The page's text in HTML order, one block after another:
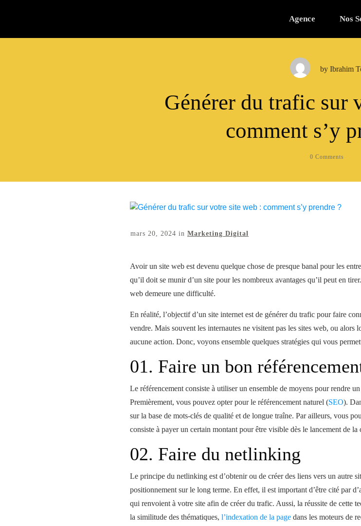
Agence Nos
by Ibrahim
Générer du trafic sur
comment s’y
0 Comments
mars 20, 2024 in Marketing Digital
Avoir un site web est devenu quelque chose de presque banal pour les
qu’il doit se munir d’un site pour les nombreux avantages qu’il peut en
web demeure une difficulté.
En réalité, l’objectif d’un site internet est de générer du trafic pour faire
vendre. Mais souvent les internautes ne visitent pas les sites web, ou alors
aucune action. Donc, voyons ensemble quelques stratégies qui vous
01. Faire un bon
Le référencement consiste à utiliser un ensemble de moyens pour rendre
Premièrement, vous pouvez opter pour le référencement naturel (SEO).
sur la base de mots-clés de qualité et de longue traîne. Par ailleurs, vous
consiste à payer un certain montant pour être visible dès le lancement de
02. Faire du netlinking
Le principe du netlinking est d’obtenir ou de créer des liens vers un autre
positionnement sur le long terme. En effet, il est important d’être cité par
qui renvoient à votre site afin de créer du trafic. Aussi, la réussite de cette
la similitude des thématiques, l’indexation de la page dans les moteurs de